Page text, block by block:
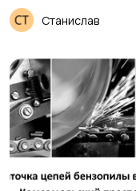
Станислав